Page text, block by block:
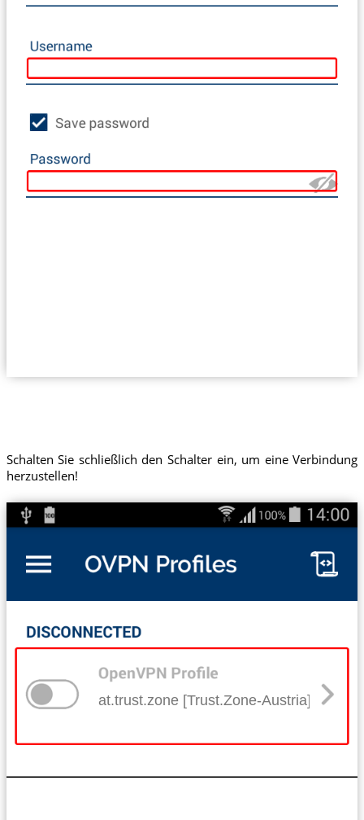
Schalten Sie schließlich den Schalter ein, um eine Verbindung
herzustellen!
at.trust.zone [Trust.Zone-Austria]